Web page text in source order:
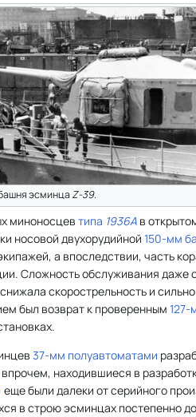
эсминцаZ-39.
миноносцев типа 1936A в
носовой двухорудийной 150-мм
а впоследствии, часть
Сложность обслуживания даже
скорострельность и
был возврат к проверенным
37-мм полуавтоматами
находившиеся в
еще были далеки от серийного
в строю эсминцах постепенно